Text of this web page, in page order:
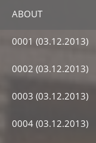
ABOUT
0001 (03.12.2013)
0002 (03.12.2013)
0003 (03.12.2013)
0004 (03.12.2013)